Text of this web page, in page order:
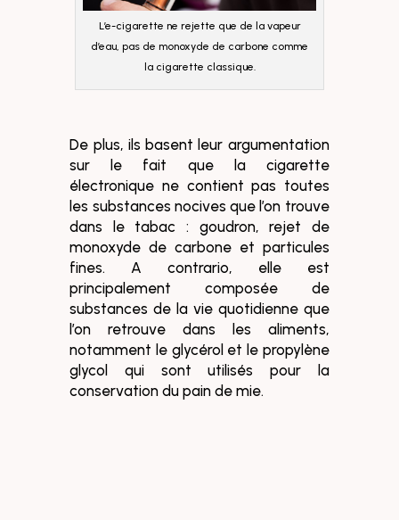
L’e-cigarette ne rejette que de la vapeur
d’eau, pas de monoxyde de carbone comme
la cigarette classique.
De plus, ils basent leur argumentation
sur le fait que la cigarette
électronique ne contient pas toutes
les substances nocives que l’on trouve
dans le tabac : goudron, rejet de
monoxyde de carbone et particules
fines. A contrario, elle est
principalement composée de
substances de la vie quotidienne que
l’on retrouve dans les aliments,
notamment le glycérol et le propylène
glycol qui sont utilisés pour la
conservation du pain de mie.